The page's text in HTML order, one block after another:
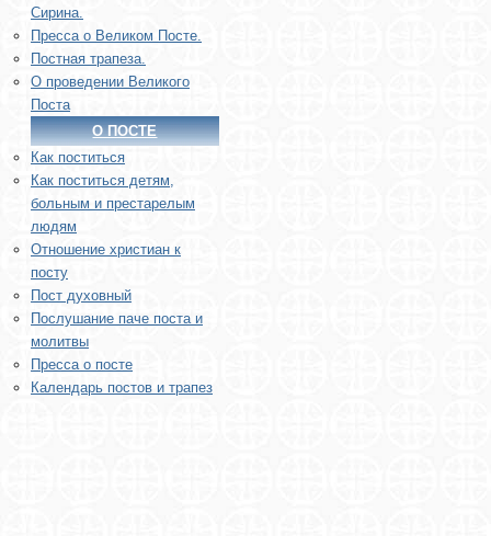
Сирина.
Пресса о Великом Посте.
Постная трапеза.
О проведении Великого
Поста
О ПОСТЕ
Как поститься
Как поститься детям,
больным и престарелым
людям
Отношение христиан к
посту
Пост духовный
Послушание паче поста и
молитвы
Пресса о посте
Календарь постов и трапез